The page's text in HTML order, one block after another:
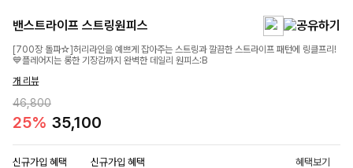
밴스트라이프 스트링원피스
[700장 돌파☆]허리라인을 예쁘게 잡아주는 스트링과 깔끔한 스트라이프 패턴에 링클프리!
💙플레어지는 롱한 기장감까지 완벽한 데일리 원피스:B
개 리뷰
46,800
25% 35,100
신규가입 혜택 신규가입 혜택 혜택보기